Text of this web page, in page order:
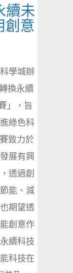
續未
創意
學城辦
換永續
」，旨
綠色科
致力於
展有興
透過創
能、減
期望透
創意作
續科技
科技在